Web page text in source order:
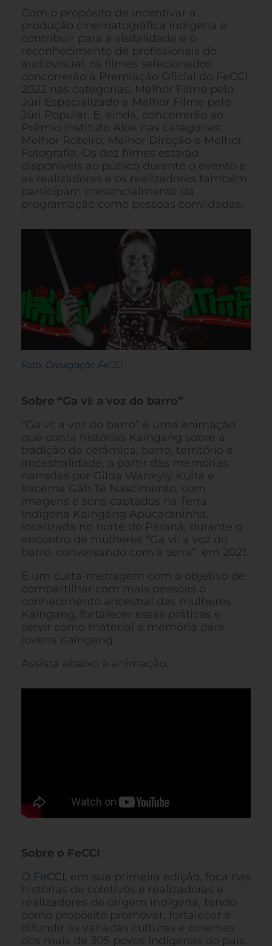
Com o propósito de incentivar a
produção cinematográfica indígena e
contribuir para a visibilidade e o
reconhecimento de profissionais do
audiovisual, os filmes selecionados
concorrerão à Premiação Oficial do FeCCI
2022 nas categorias: Melhor Filme pelo
Júri Especializado e Melhor Filme pelo
Júri Popular. E, ainda, concorrerão ao
Prêmio Instituto Alok nas categorias:
Melhor Roteiro, Melhor Direção e Melhor
Fotografia. Os dez filmes estarão
disponíveis ao púbico durante o evento e
as realizadoras e os realizadores também
participam presencialmente da
programação como pessoas convidadas.
Foto: Divulgação FeCCI
Sobre “Ga vī: a voz do barro”
“Ga vī: a voz do barro” é uma animação
que conta histórias Kaingang sobre a
tradição da cerâmica, barro, território e
ancestralidade, a partir das memórias
narradas por Gilda Wankyly Kuita e
Iracema Gãh Té Nascimento, com
imagens e sons captados na Terra
Indígena Kaingang Apucaraninha,
localizada no norte do Paraná, durante o
encontro de mulheres “Ga vī: a voz do
barro, conversando com a terra”, em 2021.
É um curta-metragem com o objetivo de
compartilhar com mais pessoas o
conhecimento ancestral das mulheres
Kaingang, fortalecer essas práticas e
servir como material e memória para
jovens Kaingang.
Assista abaixo à animação.
Sobre o FeCCI
O FeCCI, em sua primeira edição, foca nas
histórias de coletivos e realizadoras e
realizadores de origem indígena, tendo
como propósito promover, fortalecer e
difundir as variadas culturas e cinemas
dos mais de 305 povos indígenas do país.